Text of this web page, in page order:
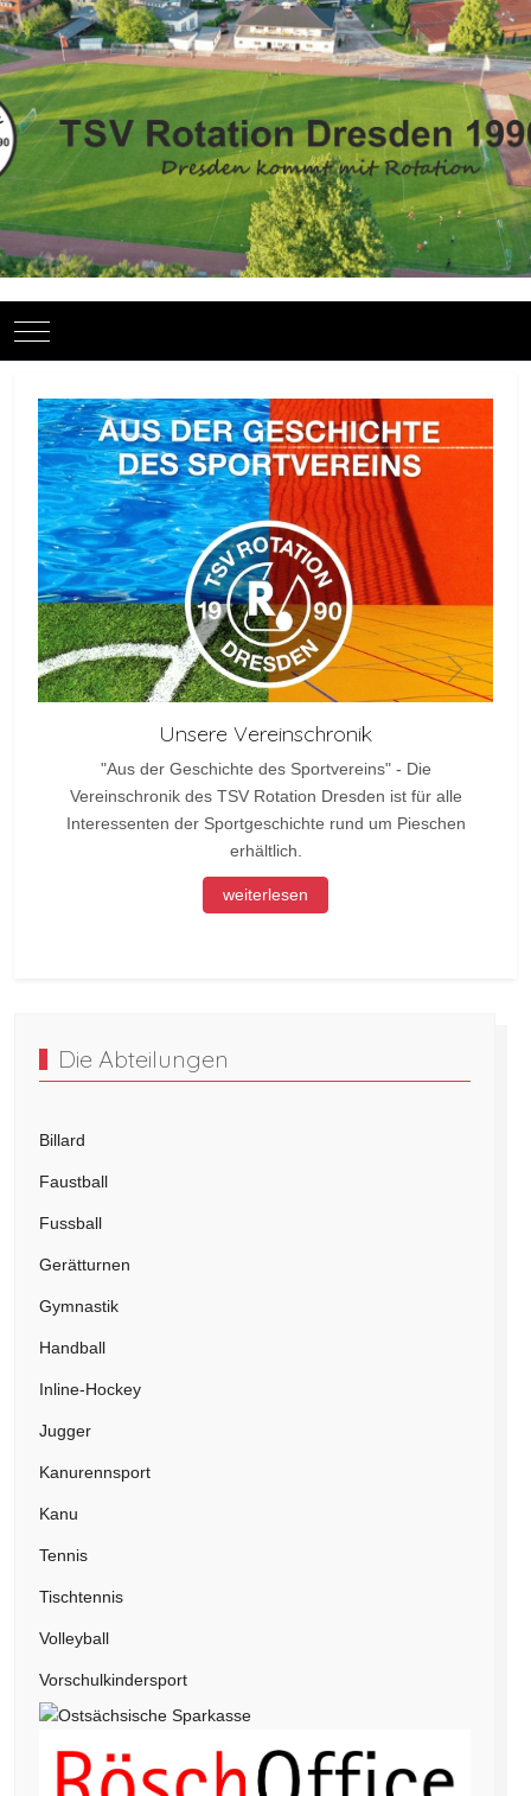
Mobile Menu Toggle
Unsere Vereinschronik
"Aus der Geschichte des Sportvereins" - Die
Vereinschronik des TSV Rotation Dresden ist für alle
Interessenten der Sportgeschichte rund um Pieschen
erhältlich.
weiterlesen
Die Abteilungen
Billard
Faustball
Fussball
Gerätturnen
Gymnastik
Handball
Inline-Hockey
Jugger
Kanurennsport
Kanu
Tennis
Tischtennis
Volleyball
Vorschulkindersport